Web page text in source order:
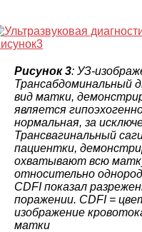
Рисунок 3: УЗ-
Трансабдоминальный
вид матки,
является
нормальная, за
Трансвагинальный
пациентки,
охватывают всю
относительно
CDFI показал
поражении. CDFI =
изображение
матки